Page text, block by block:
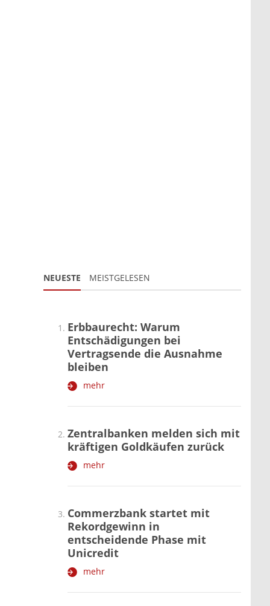
NEUESTE MEISTGELESEN
Erbbaurecht: Warum
Entschädigungen bei
Vertragsende die Ausnahme
bleiben
mehr
Zentralbanken melden sich mit
kräftigen Goldkäufen zurück
mehr
Commerzbank startet mit
Rekordgewinn in
entscheidende Phase mit
Unicredit
mehr